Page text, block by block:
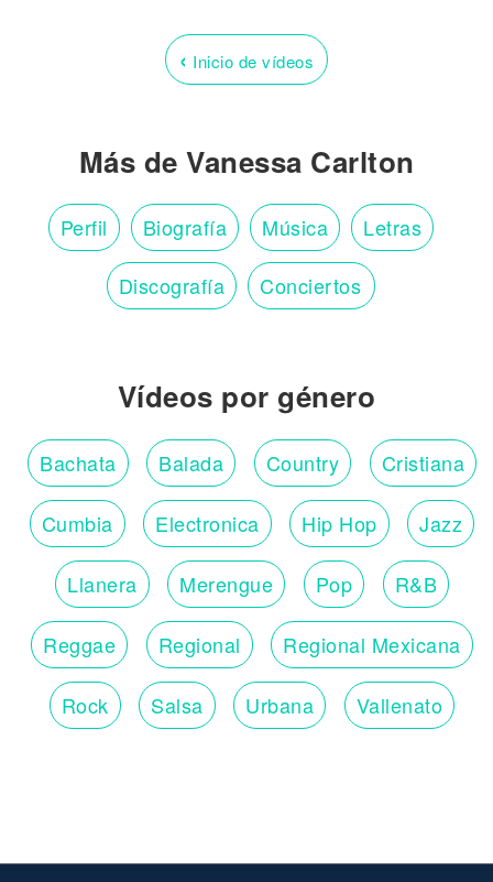
‹ Inicio de vídeos
Más de Vanessa Carlton
Perfil Biografía Música Letras
Discografía Conciertos
Vídeos por género
Bachata Balada Country Cristiana
Cumbia Electronica Hip Hop Jazz
Llanera Merengue Pop R&B
Reggae Regional Regional Mexicana
Rock Salsa Urbana Vallenato